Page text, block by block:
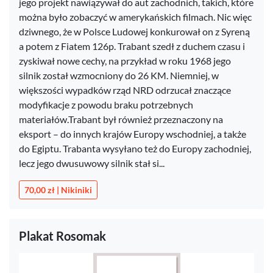
można było zobaczyć w amerykańskich filmach. Nic więc
dziwnego, że w Polsce Ludowej konkurował on z Syreną
a potem z Fiatem 126p. Trabant szedł z duchem czasu i
zyskiwał nowe cechy, na przykład w roku 1968 jego
silnik został wzmocniony do 26 KM. Niemniej, w
większości wypadków rząd NRD odrzucał znaczące
modyfikacje z powodu braku potrzebnych
materiałów.Trabant był również przeznaczony na
eksport – do innych krajów Europy wschodniej, a także
do Egiptu. Trabanta wysyłano też do Europy zachodniej,
lecz jego dwusuwowy silnik stał si...
70,00 zł | Nikiniki
Plakat Rosomak